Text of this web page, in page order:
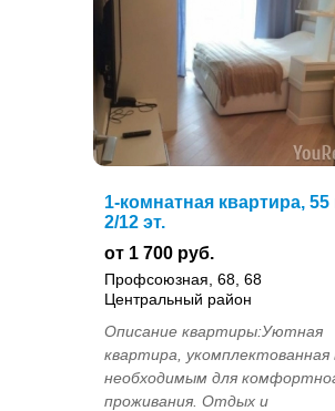
1-комнатная квартира, 55
2/12 эт.
от 1 700 руб.
Профсоюзная, 68, 68
Центральный район
Описание квартиры:Уютная
квартира, укомплектованная
необходимым для
проживания. Отдых и